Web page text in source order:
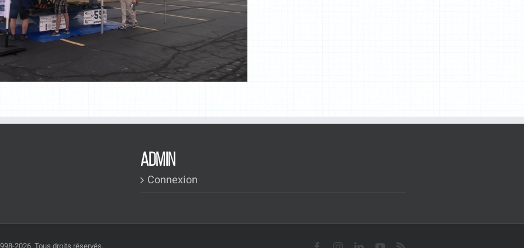
ADMIN
Connexion